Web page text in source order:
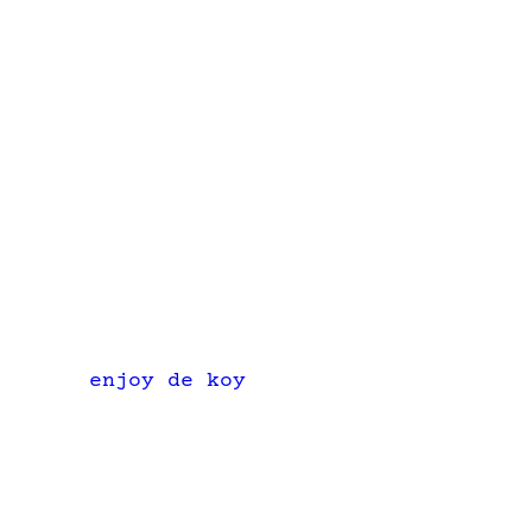
enjoy de koy